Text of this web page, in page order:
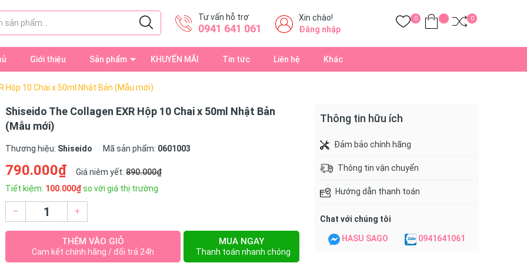
Tư vấn hỗ trợ
0941 641 061
Xin chào!
Đăng nhập
0 0
Giới thiệu Sản phẩm KHUYẾN MÃI Tin tức Liên hệ Khác
Hộp 10 Chai x 50ml Nhật Bản (Mẫu mới)
Shiseido The Collagen EXR Hộp 10 Chai x 50ml Nhật Bản
(Mẫu mới)
Thương hiệu: Shiseido Mã sản phẩm: 0601003
790.000₫ Giá niêm yết: 890.000₫
Tiết kiệm: 100.000₫so với giá thị trường
– +
THÊM VÀO GIỎ
Cam kết chính hãng / đổi trả 24h
MUA NGAY
Thanh toán nhanh chóng
Thông tin hữu ích
Đảm bảo chính hãng
Thông tin vận chuyển
Hướng dẫn thanh toán
Chat với chúng tôi
HASU SAGO 0941641061